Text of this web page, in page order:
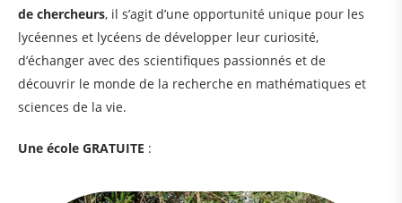
de chercheurs, il s’agit d’une opportunité unique pour les
lycéennes et lycéens de développer leur curiosité,
d’échanger avec des scientifiques passionnés et de
découvrir le monde de la recherche en mathématiques et
sciences de la vie.
Une école GRATUITE :